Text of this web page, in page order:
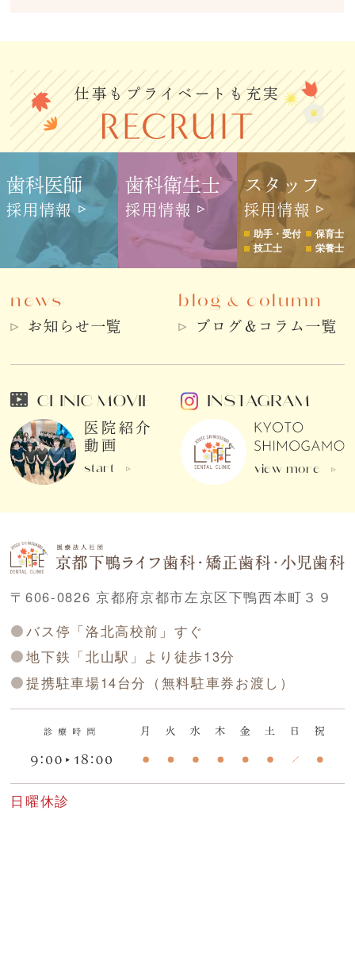
仕事もプライベートも充実
歯科医師
採用情報
歯科衛生士
採用情報
スタッフ
採用情報
助手・受付
保育士
技工士
栄養士
news
お知らせ一覧
blog& column
ブログ＆コラム一覧
CLINIC MOVIE
医院紹介
動画
start
INSTAGRAM
view more
〒606-0826 京都府京都市左京区下鴨西本町３９
バス停「洛北高校前」すぐ
地下鉄「北山駅」より徒歩13分
提携駐車場14台分（無料駐車券お渡し）
日曜休診